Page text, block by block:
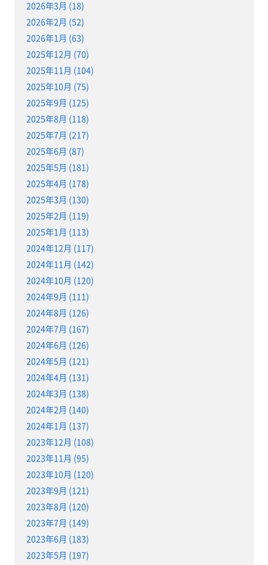
2026年3月 (18)
2026年2月 (52)
2026年1月 (63)
2025年12月 (70)
2025年11月 (104)
2025年10月 (75)
2025年9月 (125)
2025年8月 (118)
2025年7月 (217)
2025年6月 (87)
2025年5月 (181)
2025年4月 (178)
2025年3月 (130)
2025年2月 (119)
2025年1月 (113)
2024年12月 (117)
2024年11月 (142)
2024年10月 (120)
2024年9月 (111)
2024年8月 (126)
2024年7月 (167)
2024年6月 (126)
2024年5月 (121)
2024年4月 (131)
2024年3月 (138)
2024年2月 (140)
2024年1月 (137)
2023年12月 (108)
2023年11月 (95)
2023年10月 (120)
2023年9月 (121)
2023年8月 (120)
2023年7月 (149)
2023年6月 (183)
2023年5月 (197)